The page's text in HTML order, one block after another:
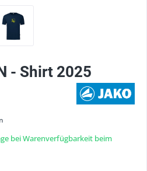
- Shirt 2025
bei Warenverfügbarkeit beim